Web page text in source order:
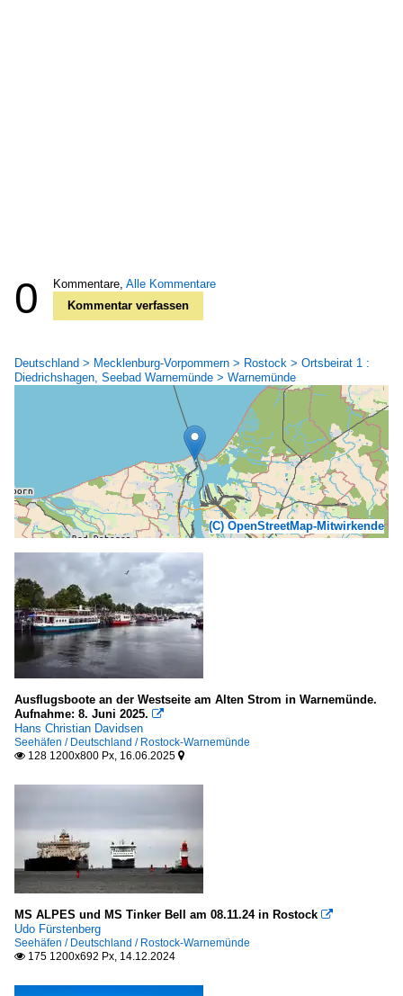
0 Kommentare, Alle Kommentare
Kommentar verfassen
Deutschland > Mecklenburg-Vorpommern > Rostock > Ortsbeirat 1 :
Diedrichshagen, Seebad Warnemünde > Warnemünde
(C) OpenStreetMap-Mitwirkende
Ausflugsboote an der Westseite am Alten Strom in Warnemünde.
Aufnahme: 8. Juni 2025. 
Hans Christian Davidsen
Seehäfen / Deutschland / Rostock-Warnemünde
 128 1200x800 Px, 16.06.2025 
MS ALPES und MS Tinker Bell am 08.11.24 in Rostock 
Udo Fürstenberg
Seehäfen / Deutschland / Rostock-Warnemünde
 175 1200x692 Px, 14.12.2024